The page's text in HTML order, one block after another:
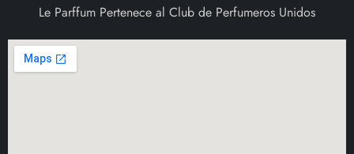
Le Parffum Pertenece al Club de Perfumeros Unidos